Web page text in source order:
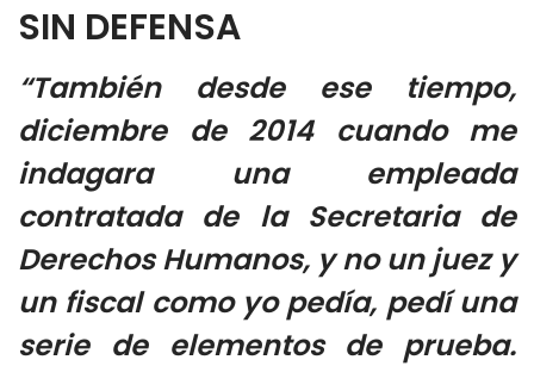
SIN DEFENSA
“También desde ese tiempo,
diciembre de 2014 cuando me
indagara una empleada
contratada de la Secretaria de
Derechos Humanos, y no un juez y
un fiscal como yo pedía, pedí una
serie de elementos de prueba.